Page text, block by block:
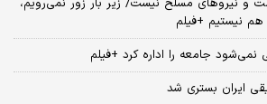
و نیروهای مسلح نیست/ زیر بار زور نمی‌رویم،
هم نیستیم +فیلم
جامعه را اداره کرد +فیلم
ایران بستری شد